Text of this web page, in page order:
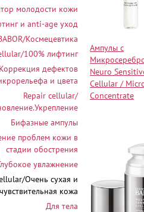
молодости кожи
и anti-age уход
Космецевтика
100% лифтинг
дефектов
и цвета
Repair cellular/
Бифазные ампулы
проблем кожи в
стадии обострения
увлажнение
Очень сухая и
кожа
Для тела
Ампулы с
Neuro
Cellular /
Concentrate